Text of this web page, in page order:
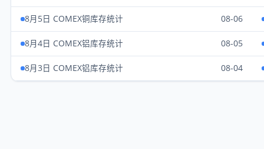
8月5日 COMEX铜库存统计 08-06
8月4日 COMEX铝库存统计 08-05
8月3日 COMEX铝库存统计 08-04